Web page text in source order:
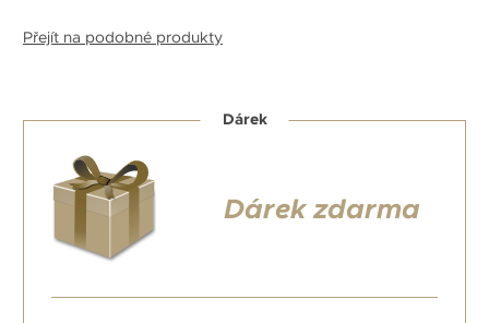
Přejít na podobné produkty
Dárek
Dárek zdarma